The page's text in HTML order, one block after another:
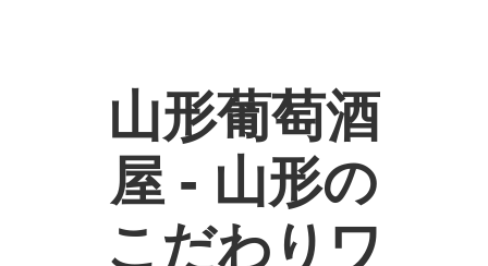
山形葡萄酒
屋 - 山形の
こだわりワ